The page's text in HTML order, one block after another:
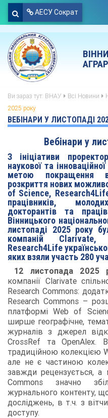
АЕСУ Сократ
Ви зараз тут: ВНАУ Всі Новини
2025 року
ВЕБІНАРИ У ЛИСТОПАДІ
Вебінари у
З ініціативи
наукової та
метою покращення
розкриття нових
of Science,
працівників,
докторантів та
Вінницького
листопаді 2025 року
компаній
Research4Life
яких взяли участь 280
12 листопада 2025
компанії Clarivate
Research Commons:
Research Commons –
платформі Web of
ширше географічне,
журналів з джерел
CrossRef та OpenAlex.
традиційною колекцією
але не є частиною
завжди рецензується, а
Commons значно
журнального контенту,
досліджень, в т.ч. з
доступу.